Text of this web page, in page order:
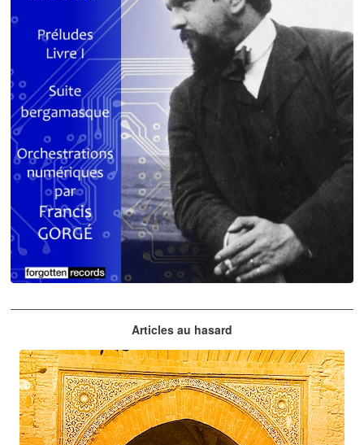
Articles au hasard